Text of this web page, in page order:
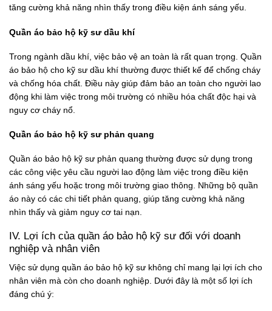
tăng cường khả năng nhìn thấy trong điều kiện ánh sáng yếu.
Quần áo bảo hộ kỹ sư dầu khí
Trong ngành dầu khí, việc bảo vệ an toàn là rất quan trọng. Quần
áo bảo hộ cho kỹ sư dầu khí thường được thiết kế để chống cháy
và chống hóa chất. Điều này giúp đảm bảo an toàn cho người lao
động khi làm việc trong môi trường có nhiều hóa chất độc hại và
nguy cơ cháy nổ.
Quần áo bảo hộ kỹ sư phản quang
Quần áo bảo hộ kỹ sư phản quang thường được sử dụng trong
các công việc yêu cầu người lao động làm việc trong điều kiện
ánh sáng yếu hoặc trong môi trường giao thông. Những bộ quần
áo này có các chi tiết phản quang, giúp tăng cường khả năng
nhìn thấy và giảm nguy cơ tai nạn.
IV. Lợi ích của quần áo bảo hộ kỹ sư đối với doanh
nghiệp và nhân viên
Việc sử dụng quần áo bảo hộ kỹ sư không chỉ mang lại lợi ích cho
nhân viên mà còn cho doanh nghiệp. Dưới đây là một số lợi ích
đáng chú ý: